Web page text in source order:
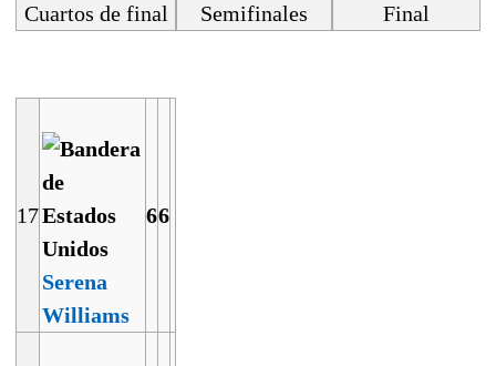
Cuartos de final Semifinales Final
17
Serena
Williams
66